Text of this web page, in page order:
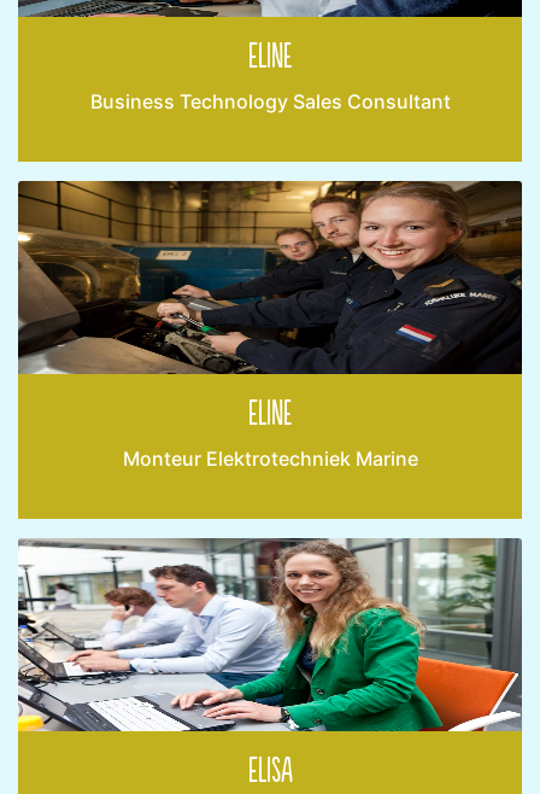
Eline
Business Technology Sales Consultant
Eline
Monteur Elektrotechniek Marine
Elisa